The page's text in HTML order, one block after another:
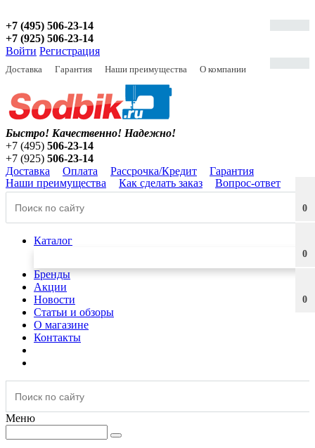
+7 (495) 506-23-14
+7 (925) 506-23-14
Войти Регистрация
Доставка Гарантия Наши преимущества О компании
0
0
0
Быстро! Качественно! Надежно!
+7 (495) 506-23-14
+7 (925) 506-23-14
Доставка
Оплата Рассрочка/Кредит
Гарантия
Наши преимущества
Как сделать заказ Вопрос-ответ
Каталог
Бренды
Акции
Новости
Статьи и обзоры
О магазине
Контакты
Меню